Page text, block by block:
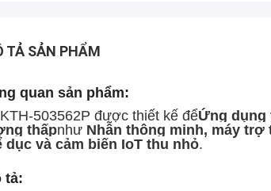
TẢ SẢN PHẨM
quan sản phẩm:
503562P được thiết kế đểỨng dụng
thấpnhư Nhẫn thông minh, máy trợ
dục và cảm biến IoT thu nhỏ.
tả: